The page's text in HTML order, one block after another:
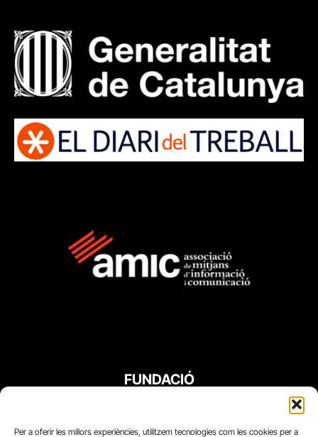
Per a oferir les millors experiències, utilitzem tecnologies com les cookies per a
FUNDACIÓ